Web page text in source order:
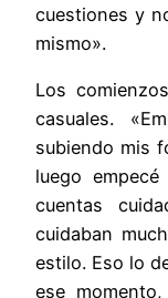
cuestiones y
mismo».
Los
casuales.
subiendo mis
luego
cuentas
cuidaban
estilo. Eso lo
ese